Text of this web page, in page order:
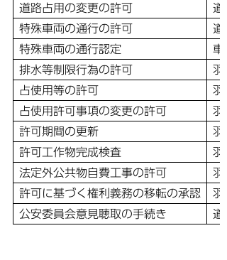
道路占用の変更の許可
道
特殊車両の通行の許可
道
特殊車両の通行認定
車
排水等制限行為の許可
羽
占使用等の許可
羽
占使用許可事項の変更の許可
羽
許可期間の更新
羽
許可工作物完成検査
羽
法定外公共物自費工事の許可
羽
許可に基づく権利義務の移転の承認
羽
公安委員会意見聴取の手続き
道